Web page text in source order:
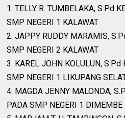
1. TELLY R. TUMBELAKA, S.Pd
SMP NEGERI 1 KALAWAT
2. JAPPY RUDDY MARAMIS,
SMP NEGERI 2 KALAWAT
3. KAREL JOHN KOLULUN, S.Pd
SMP NEGERI 1 LIKUPANG
4. MAGDA JENNY MALONDA,
PADA SMP NEGERI 1 DIMEMBE